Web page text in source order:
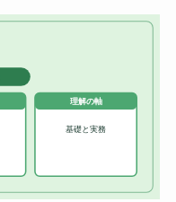
理解の軸
基礎と実務